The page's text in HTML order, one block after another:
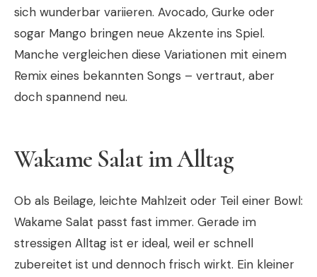
sich wunderbar variieren. Avocado, Gurke oder
sogar Mango bringen neue Akzente ins Spiel.
Manche vergleichen diese Variationen mit einem
Remix eines bekannten Songs – vertraut, aber
doch spannend neu.
Wakame Salat im Alltag
Ob als Beilage, leichte Mahlzeit oder Teil einer Bowl:
Wakame Salat passt fast immer. Gerade im
stressigen Alltag ist er ideal, weil er schnell
zubereitet ist und dennoch frisch wirkt. Ein kleiner